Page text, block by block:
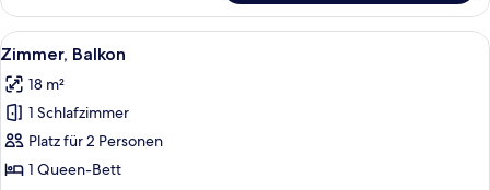
Zimmer,
Stadtblick
Alle
Fotos
für
Zimmer,
Balkon
anzeigen
Ein modernes Schlafzimmer mit
9
Zimmer, Balkon
18 m²
1 Schlafzimmer
Platz für 2 Personen
1 Queen-Bett